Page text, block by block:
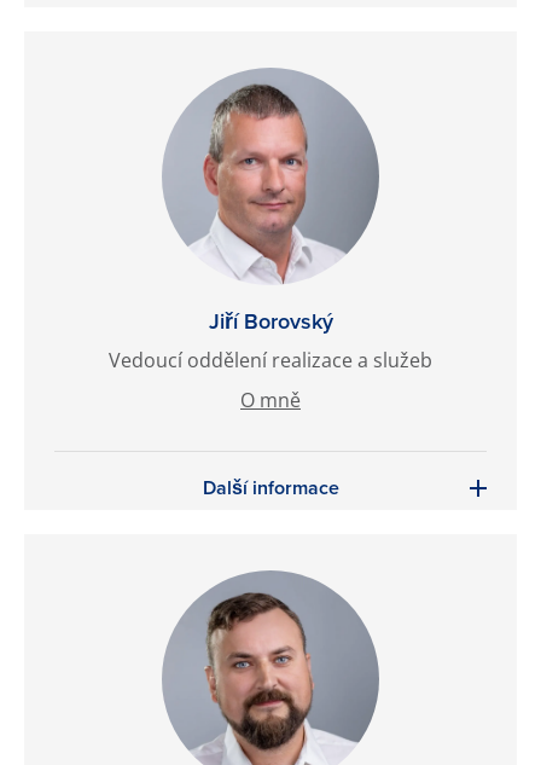
Jiří Borovský
Vedoucí oddělení realizace a služeb
O mně
Další informace